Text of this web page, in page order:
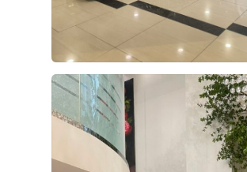
꿈의 예식! 더 베니르에서 합니다💍 제 상담시간에 마침 식
이 진행하고 있었어요! 최서연 예식부
입장 할 때를 보여주셔서 ‘예식을 하게
지’, ‘어떤 느낌일지’ 등 상상해볼 수 있